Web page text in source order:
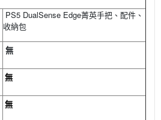
PS5 DualSense Edge菁英手把、配件、
收納包
無
無
無